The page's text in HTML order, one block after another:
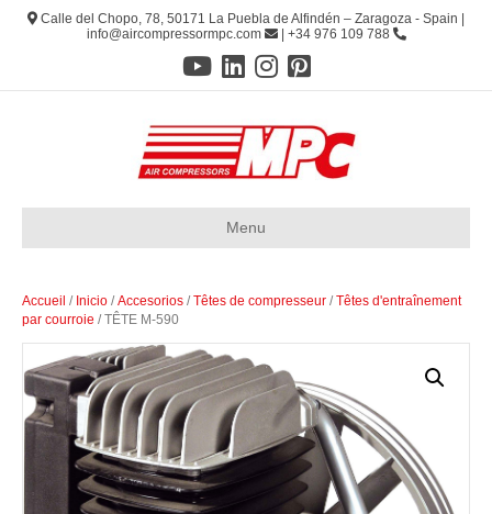
Calle del Chopo, 78, 50171 La Puebla de Alfindén – Zaragoza - Spain |
info@aircompressormpc.com
| +34 976 109 788
Menu
Accueil / Inicio /Accesorios /Têtes de compresseur /Têtes d'entraînement
par courroie / TÊTE M-590